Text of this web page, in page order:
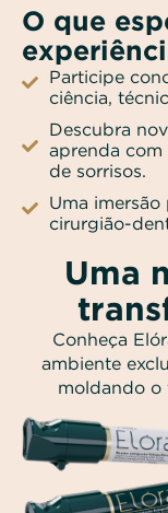
O que
Participe
ciência,
Descubra
aprenda com
de sorrisos.
Uma
cirurgião-
Uma
Conheça
ambiente
moldando o